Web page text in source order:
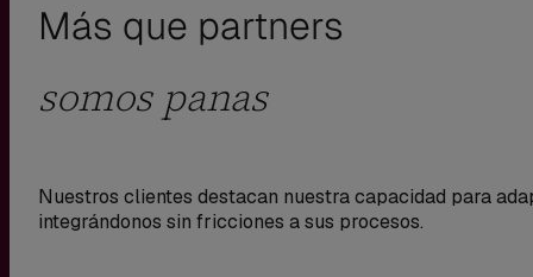
Más que partners
somos panas
Nuestros clientes destacan nuestra capacidad para
integrándonos sin fricciones a sus procesos.